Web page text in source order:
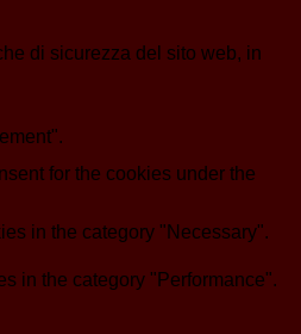
di sicurezza del sito web, in
for the cookies under the
in the category "Necessary".
in the category "Performance".